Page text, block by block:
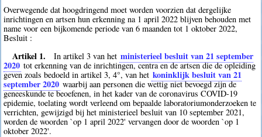
Overwegende dat hoogdringend moet worden voorzien dat dergelijke
inrichtingen en artsen hun erkenning na 1 april 2022 blijven behouden met
name voor een bijkomende periode van 6 maanden tot 1 oktober 2022,
Besluit :
Artikel 1. In artikel 3 van het ministerieel besluit van 21 september
2020 tot erkenning van de inrichtingen, centra en de artsen die de opleiding
geven zoals bedoeld in artikel 3, 4°, van het koninklijk besluit van 21
september 2020 waarbij aan personen die wettig niet bevoegd zijn de
geneeskunde te beoefenen, in het kader van de coronavirus COVID-19
epidemie, toelating wordt verleend om bepaalde laboratoriumonderzoeken te
verrichten, gewijzigd bij het ministerieel besluit van 10 september 2021,
worden de woorden `op 1 april 2022' vervangen door de woorden `op 1
oktober 2022'.